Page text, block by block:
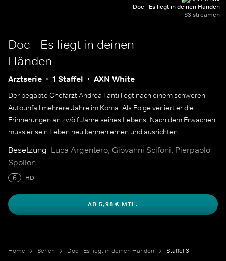
Doc - Es liegt in deinen Händen
S3 streamen
Doc - Es liegt in deinen
Händen
Arztserie 1 Staffel AXN White
Der begabte Chefarzt Andrea Fanti liegt nach einem schweren
Autounfall mehrere Jahre im Koma. Als Folge verliert er die
Erinnerungen an zwölf Jahre seines Lebens. Nach dem Erwachen
muss er sein Leben neu kennenlernen und ausrichten.
Besetzung Luca Argentero, Giovanni Scifoni, Pierpaolo
Spollon
6 HD
AB 5,98 € MTL.
Home Serien Doc - Es liegt in deinen Händen Staffel 3